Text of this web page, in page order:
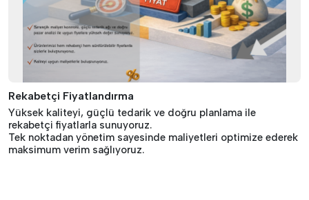
Rekabetçi Fiyatlandırma
Yüksek kaliteyi, güçlü tedarik ve doğru planlama ile
rekabetçi fiyatlarla sunuyoruz.
Tek noktadan yönetim sayesinde maliyetleri optimize ederek
maksimum verim sağlıyoruz.